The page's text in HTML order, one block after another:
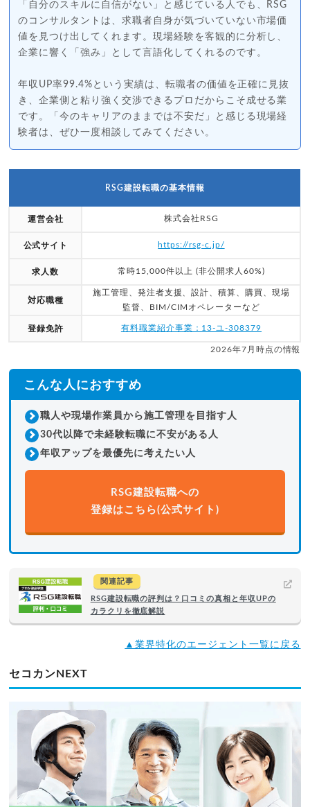
「自分のスキルに自信がない」と感じている人でも、RSG
のコンサルタントは、求職者自身が気づいていない市場価
値を見つけ出してくれます。現場経験を客観的に分析し、
企業に響く「強み」として言語化してくれるのです。
年収UP率99.4%という実績は、転職者の価値を正確に見抜
き、企業側と粘り強く交渉できるプロだからこそ成せる業
です。「今のキャリアのままでは不安だ」と感じる現場経
験者は、ぜひ一度相談してみてください。
RSG建設転職の基本情報
運営会社 株式会社RSG
公式サイト https://rsg-c.jp/
求人数 常時15,000件以上 (非公開求人60%)
対応職種
施工管理、発注者支援、設計、積算、購買、現場
監督、BIM/CIMオペレーターなど
登録免許 有料職業紹介事業：13-ユ-308379
2026年7月時点の情報
こんな人におすすめ
職人や現場作業員から施工管理を目指す人
30代以降で未経験転職に不安がある人
年収アップを最優先に考えたい人
RSG建設転職への
登録はこちら(公式サイト)
関連記事
RSG建設転職の評判は？口コミの真相と年収UPの
カラクリを徹底解説
▲業界特化のエージェント一覧に戻る
セコカンNEXT